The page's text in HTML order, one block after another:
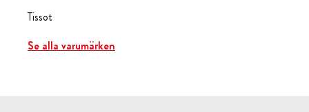
Tissot
Se alla varumärken